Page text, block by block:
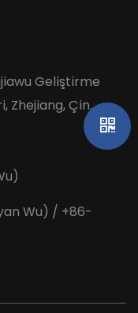
Geliştirme
Zhejiang, Çin.
Wu) / +86-